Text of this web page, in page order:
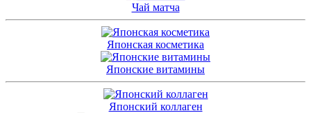
Чай матча
Японская косметика
Японские витамины
Японский коллаген